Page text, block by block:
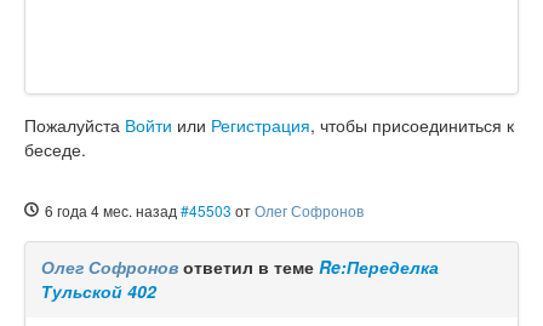
Пожалуйста Войти или Регистрация, чтобы присоединиться к
беседе.
6 года 4 мес. назад #45503 отОлег Софронов
Олег Софронов ответил в теме Re:Переделка
Тульской 402